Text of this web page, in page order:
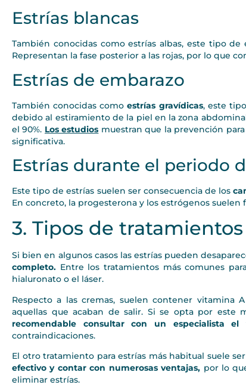
Estrías blancas
También conocidas como estrías albas, este tipo
Representan la fase posterior a las rojas, por lo que
Estrías de embarazo
También conocidas comoestrías gravídicas, este
debido al estiramiento de la piel en la zona
el 90%. Los estudios muestran que la prevención
significativa.
Estrías durante el periodo
Este tipo de estrías suelen ser consecuencia de los
En concreto, la progesterona y los estrógenos
3. Tipos de
Si bien en algunos casos las estrías pueden
completo. Entre los tratamientos más comunes
hialuronato o el láser.
Respecto a las cremas, suelen contener vitamina
aquellas que acaban de salir. Si se opta por este
recomendable consultar con un especialista
contraindicaciones.
El otro tratamiento para estrías más habitual suele
efectivo y contar con numerosas ventajas, por lo
eliminar estrías.